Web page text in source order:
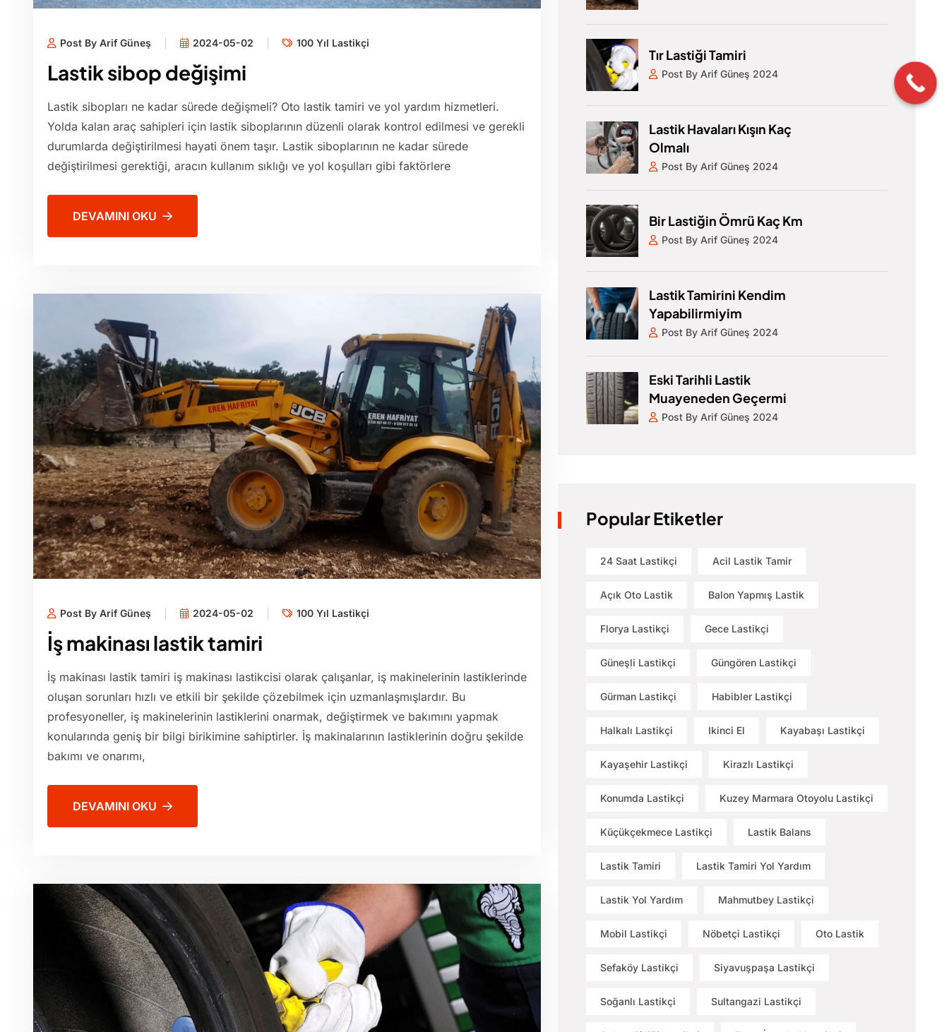
Post By Arif Güneş 2024-05-02 100 Yıl Lastikçi
Lastik sibop değişimi
Lastik sibopları ne kadar sürede değişmeli? Oto lastik tamiri ve yol yardım hizmetleri.
Yolda kalan araç sahipleri için lastik siboplarının düzenli olarak kontrol edilmesi ve gerekli
durumlarda değiştirilmesi hayati önem taşır. Lastik siboplarının ne kadar sürede
değiştirilmesi gerektiği, aracın kullanım sıklığı ve yol koşulları gibi faktörlere
DEVAMINI OKU
Post By Arif Güneş 2024-05-02 100 Yıl Lastikçi
İş makinası lastik tamiri
İş makinası lastik tamiri iş makinası lastikcisi olarak çalışanlar, iş makinelerinin lastiklerinde
oluşan sorunları hızlı ve etkili bir şekilde çözebilmek için uzmanlaşmışlardır. Bu
profesyoneller, iş makinelerinin lastiklerini onarmak, değiştirmek ve bakımını yapmak
konularında geniş bir bilgi birikimine sahiptirler. İş makinalarının lastiklerinin doğru şekilde
bakımı ve onarımı,
DEVAMINI OKU
Tır Lastiği Tamiri
Post By Arif Güneş 2024
Lastik Havaları Kışın Kaç
Olmalı
Post By Arif Güneş 2024
Bir Lastiğin Ömrü Kaç Km
Post By Arif Güneş 2024
Lastik Tamirini Kendim
Yapabilirmiyim
Post By Arif Güneş 2024
Eski Tarihli Lastik
Muayeneden Geçermi
Post By Arif Güneş 2024
Popular Etiketler
24 Saat Lastikçi Acil Lastik Tamir
Açık Oto Lastik Balon Yapmış Lastik
Florya Lastikçi Gece Lastikçi
Güneşli Lastikçi Güngören Lastikçi
Gürman Lastikçi Habibler Lastikçi
Halkalı Lastikçi Ikinci El Kayabaşı Lastikçi
Kayaşehir Lastikçi Kirazlı Lastikçi
Konumda Lastikçi Kuzey Marmara Otoyolu Lastikçi
Küçükçekmece Lastikçi Lastik Balans
Lastik Tamiri Lastik Tamiri Yol Yardım
Lastik Yol Yardım Mahmutbey Lastikçi
Mobil Lastikçi Nöbetçi Lastikçi Oto Lastik
Sefaköy Lastikçi Siyavuşpaşa Lastikçi
Soğanlı Lastikçi Sultangazi Lastikçi